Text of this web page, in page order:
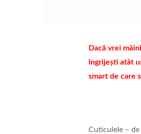
Dacă vrei
îngrijești atât
smart de care
Cuticulele –